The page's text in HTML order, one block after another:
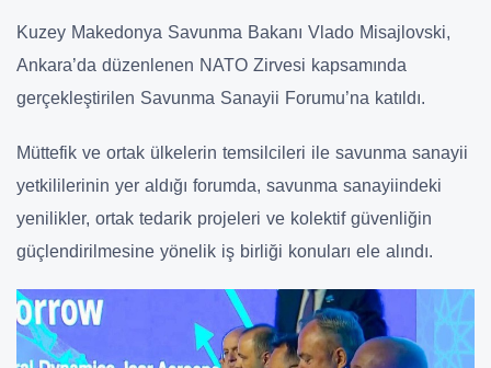
Kuzey Makedonya Savunma Bakanı Vlado Misajlovski,
Ankara’da düzenlenen NATO Zirvesi kapsamında
gerçekleştirilen Savunma Sanayii Forumu’na katıldı.
Müttefik ve ortak ülkelerin temsilcileri ile savunma sanayii
yetkililerinin yer aldığı forumda, savunma sanayiindeki
yenilikler, ortak tedarik projeleri ve kolektif güvenliğin
güçlendirilmesine yönelik iş birliği konuları ele alındı.